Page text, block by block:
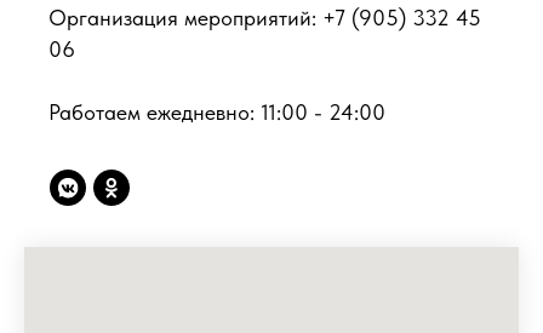
Организация мероприятий: +7 (905) 332 45
06
Работаем ежедневно: 11:00 - 24:00